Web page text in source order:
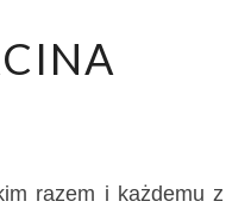
4
razem i każdemu z